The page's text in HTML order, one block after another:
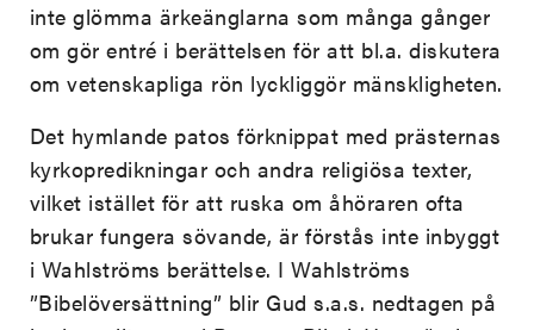
inte glömma ärkeänglarna som många gånger
om gör entré i berättelsen för att bl.a. diskutera
om vetenskapliga rön lyckliggör mänskligheten.
Det hymlande patos förknippat med prästernas
kyrkopredikningar och andra religiösa texter,
vilket istället för att ruska om åhöraren ofta
brukar fungera sövande, är förstås inte inbyggt
i Wahlströms berättelse. I Wahlströms
”Bibelöversättning” blir Gud s.a.s. nedtagen på